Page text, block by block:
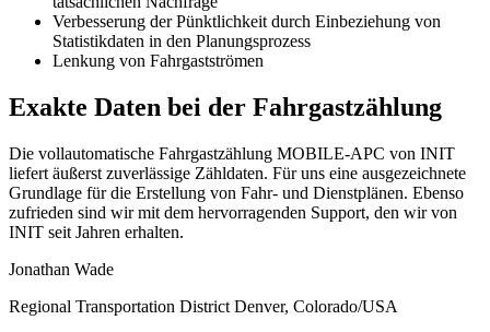
Verbesserung der Pünktlichkeit durch Einbeziehung von
Statistikdaten in den Planungsprozess
Lenkung von Fahrgastströmen
Exakte Daten bei der Fahrgastzählung
Die vollautomatische Fahrgastzählung MOBILE-APC von INIT
liefert äußerst zuverlässige Zähldaten. Für uns eine ausgezeichnete
Grundlage für die Erstellung von Fahr- und Dienstplänen. Ebenso
zufrieden sind wir mit dem hervorragenden Support, den wir von
INIT seit Jahren erhalten.
Jonathan Wade
Regional Transportation District Denver, Colorado/USA